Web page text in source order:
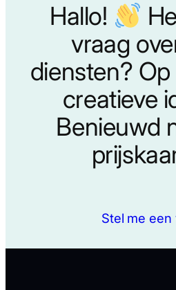
Hallo!
vraag
diensten?
creatieve
Benieuwd
Stel me een